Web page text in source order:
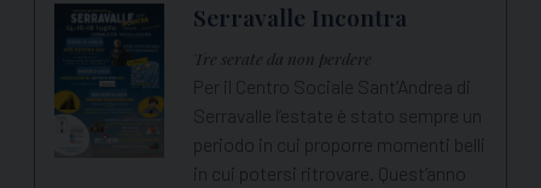
Serravalle Incontra
Tre serate da non perdere
Per il Centro Sociale Sant’Andrea di
Serravalle l’estate è stato sempre un
periodo in cui proporre momenti belli
in cui potersi ritrovare. Quest’anno